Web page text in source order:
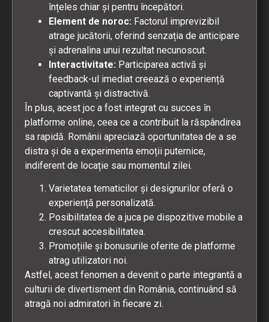
înțeles chiar și pentru începători.
Element de noroc: Factorul imprevizibil
atrage jucătorii, oferind senzația de anticipare
și adrenalina unui rezultat necunoscut.
Interactivitate: Participarea activă și
feedback-ul imediat creează o experiență
captivantă și distractivă.
În plus, acest joc a fost integrat cu succes în
platforme online, ceea ce a contribuit la răspândirea
sa rapidă. Românii apreciază oportunitatea de a se
distra și de a experimenta emoții puternice,
indiferent de locație sau momentul zilei.
Varietatea tematicilor și designurilor oferă o
experiență personalizată.
Posibilitatea de a juca pe dispozitive mobile a
crescut accesibilitatea.
Promoțiile și bonusurile oferite de platforme
atrag utilizatori noi.
Astfel, acest fenomen a devenit o parte integrantă a
culturii de divertisment din România, continuând să
atragă noi admiratori în fiecare zi.